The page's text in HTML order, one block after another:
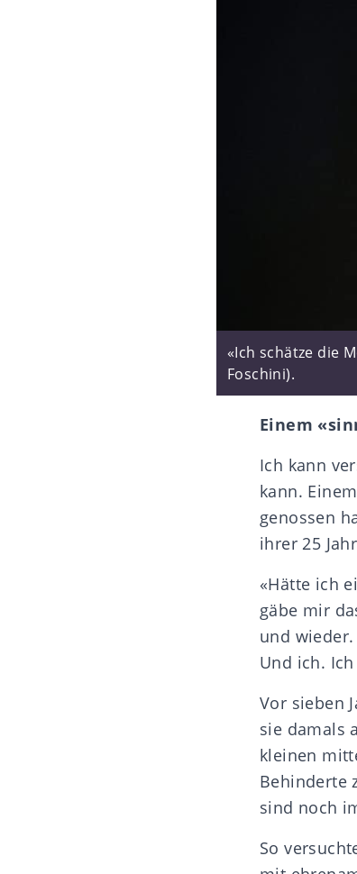
«Ich schätze die
Foschini).
Einem
Ich kann
kann.
genossen
ihrer 25
«Hätte ich
gäbe mir
und
Und ich.
Vor sieben
sie damals
kleinen
Behinderte
sind noch
So